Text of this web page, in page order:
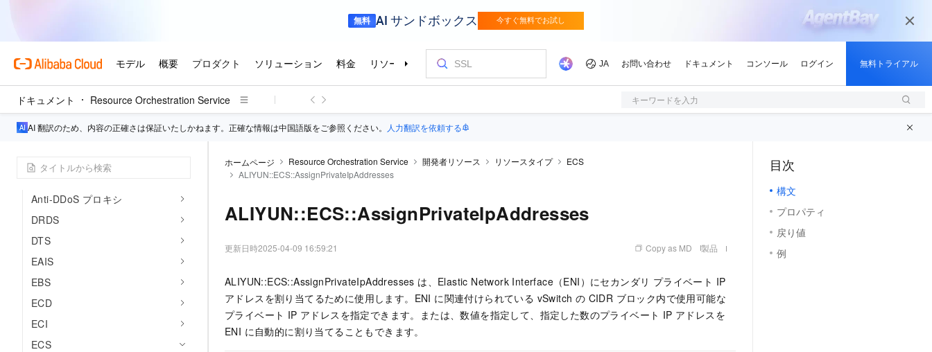
ドキュメント Resource Orchestration Service キーワードを入力
AI 翻訳のため、内容の正確さは保証いたしかねます。正確な情報は中国語版をご参照ください。 人力翻訳を依頼する
DFS
ダイレクトメール
DLF
Anti-DDoS プロキシ
DRDS
DTS
EAIS
EBS
ECD
ECI
ECS
ホームページ Resource Orchestration Service 開発者リソース リソースタイプ
ECS
ALIYUN::ECS::AssignPrivateIpAddresses
ALIYUN::ECS::AssignPrivateIpAddresses
更新日時2025-04-09 16:59:21 Copy as MD 製品
ALIYUN::ECS::AssignPrivateIpAddresses は、Elastic Network Interface（ENI）にセカンダリ プライベート IP
アドレスを割り当てるために使用します。ENI に関連付けられている vSwitch の CIDR ブロック内で使用可能な
プライベート IP アドレスを指定できます。または、数値を指定して、指定した数のプライベート IP アドレスを
ENI に自動的に割り当てることもできます。
目次
構文
プロパティ
戻り値
例